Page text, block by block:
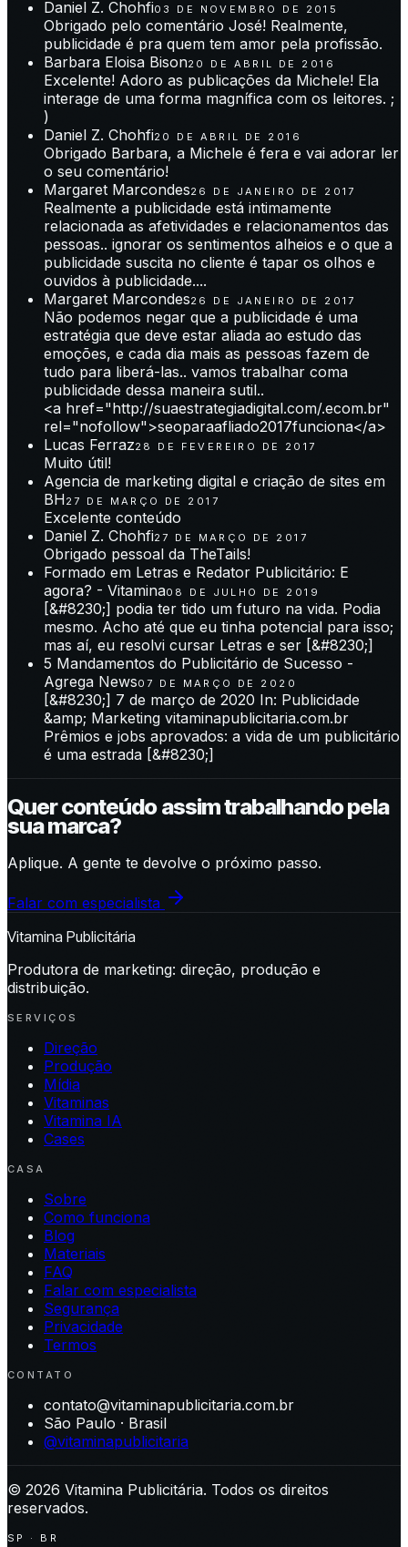
Daniel Z. Chohfi03 DE NOVEMBRO DE 2015
Obrigado pelo comentário José! Realmente,
publicidade é pra quem tem amor pela profissão.
Barbara Eloisa Bison20 DE ABRIL DE 2016
Excelente! Adoro as publicações da Michele! Ela
interage de uma forma magnífica com os leitores. ;
)
Daniel Z. Chohfi20 DE ABRIL DE 2016
Obrigado Barbara, a Michele é fera e vai adorar ler
o seu comentário!
Margaret Marcondes26 DE JANEIRO DE 2017
Realmente a publicidade está intimamente
relacionada as afetividades e relacionamentos das
pessoas.. ignorar os sentimentos alheios e o que a
publicidade suscita no cliente é tapar os olhos e
ouvidos à publicidade....
Margaret Marcondes26 DE JANEIRO DE 2017
Não podemos negar que a publicidade é uma
estratégia que deve estar aliada ao estudo das
emoções, e cada dia mais as pessoas fazem de
tudo para liberá-las.. vamos trabalhar coma
publicidade dessa maneira sutil..
<a href="http://suaestrategiadigital.com/.ecom.br"
rel="nofollow">seoparaafliado2017funciona</a>
Lucas Ferraz28 DE FEVEREIRO DE 2017
Muito útil!
Agencia de marketing digital e criação de sites em
BH27 DE MARÇO DE 2017
Excelente conteúdo
Daniel Z. Chohfi27 DE MARÇO DE 2017
Obrigado pessoal da TheTails!
Formado em Letras e Redator Publicitário: E
agora? - Vitamina08 DE JULHO DE 2019
[&#8230;] podia ter tido um futuro na vida. Podia
mesmo. Acho até que eu tinha potencial para isso;
mas aí, eu resolvi cursar Letras e ser [&#8230;]
5 Mandamentos do Publicitário de Sucesso -
Agrega News07 DE MARÇO DE 2020
[&#8230;] 7 de março de 2020 In: Publicidade
&amp; Marketing vitaminapublicitaria.com.br
Prêmios e jobs aprovados: a vida de um publicitário
é uma estrada [&#8230;]
Quer conteúdo assim trabalhando pela
sua marca?
Aplique. A gente te devolve o próximo passo.
Falar com especialista
Vitamina Publicitária
Produtora de marketing: direção, produção e
distribuição.
SERVIÇOS
Direção
Produção
Mídia
Vitaminas
Vitamina IA
Cases
CASA
Sobre
Como funciona
Blog
Materiais
FAQ
Falar com especialista
Segurança
Privacidade
Termos
CONTATO
contato@vitaminapublicitaria.com.br
São Paulo · Brasil
@vitaminapublicitaria
© 2026 Vitamina Publicitária. Todos os direitos
reservados.
SP · BR